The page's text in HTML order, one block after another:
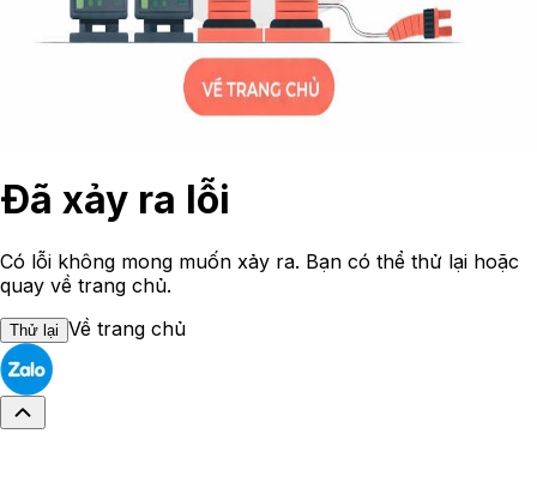
Đã xảy ra lỗi
Có lỗi không mong muốn xảy ra. Bạn có thể thử lại hoặc
quay về trang chủ.
Thử lại Về trang chủ